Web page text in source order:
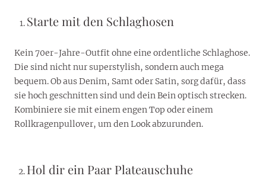
Starte mit den Schlaghosen
Kein 70er-Jahre-Outfit ohne eine ordentliche Schlaghose.
Die sind nicht nur superstylish, sondern auch mega
bequem. Ob aus Denim, Samt oder Satin, sorg dafür, dass
sie hoch geschnitten sind und dein Bein optisch strecken.
Kombiniere sie mit einem engen Top oder einem
Rollkragenpullover, um den Look abzurunden.
Hol dir ein Paar Plateauschuhe